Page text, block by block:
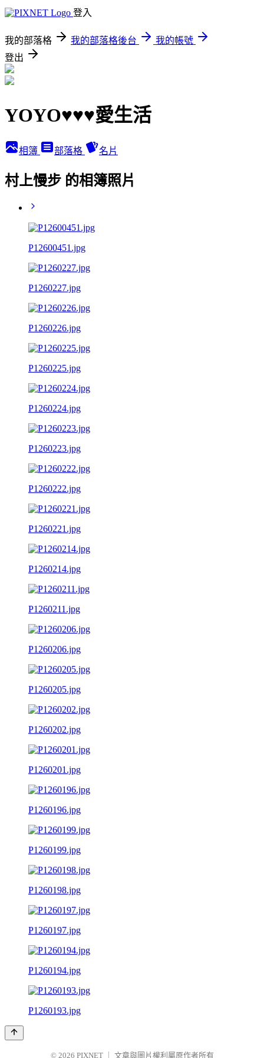
登入
我的部落格 我的部落格後台
我的帳號
登出
YOYO♥♥♥愛生活
相簿 部落格 名片
村上慢步 的相簿照片
P12600451.jpg
P1260227.jpg
P1260226.jpg
P1260225.jpg
P1260224.jpg
P1260223.jpg
P1260222.jpg
P1260221.jpg
P1260214.jpg
P1260211.jpg
P1260206.jpg
P1260205.jpg
P1260202.jpg
P1260201.jpg
P1260196.jpg
P1260199.jpg
P1260198.jpg
P1260197.jpg
P1260194.jpg
P1260193.jpg
© 2026 PIXNET 文章與圖片權利屬原作者所有